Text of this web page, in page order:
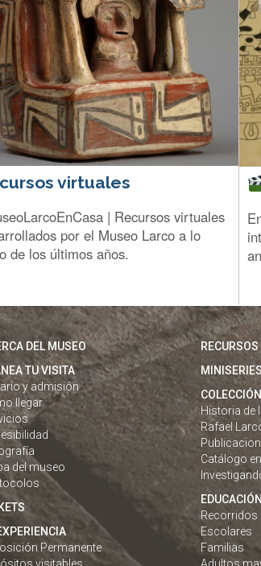
virtuales
| Recursos virtuales
por el Museo Larco a lo
de los últimos años.
DEL MUSEO
TU VISITA
y admisión
llegar
del museo
Permanente
COLECCIÓN
Historia de
Rafael
Catálogo
EDUCACIÓN
Recorridos
Escolares
Familias